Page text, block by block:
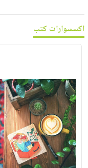
اكسسوارات كتب